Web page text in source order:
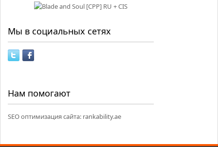
Мы в социальных сетях
Нам помогают
SEO оптимизация сайта: rankability.ae